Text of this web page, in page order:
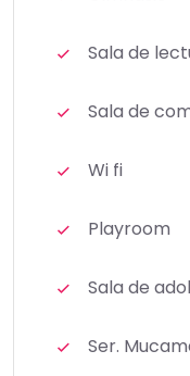
Sala de
Sala de
Wi fi
Playroom
Sala de
Ser.